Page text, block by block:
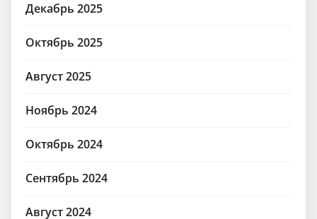
Декабрь 2025
Октябрь 2025
Август 2025
Ноябрь 2024
Октябрь 2024
Сентябрь 2024
Август 2024